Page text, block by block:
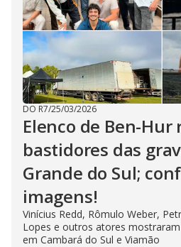
DO R7/25/03/2026
Elenco de Ben-Hur
bastidores das
Grande do Sul;
imagens!
Vinícius Redd, Rômulo Weber,
Lopes e outros atores
em Cambará do Sul e Viamão